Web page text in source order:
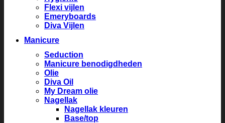
Flexi vijlen
Emeryboards
Diva Vijlen
Manicure
Seduction
Manicure benodigdheden
Olie
Diva Oil
My Dream olie
Nagellak
Nagellak kleuren
Base/top